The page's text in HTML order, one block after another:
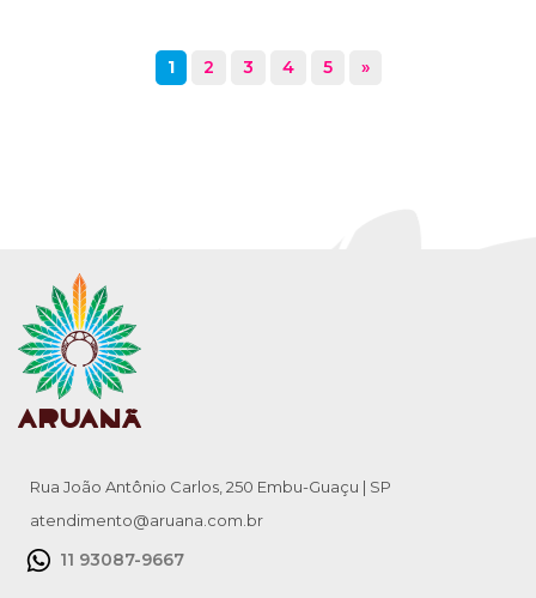
1 2 3 4 5 »
Rua João Antônio Carlos, 250 Embu-Guaçu | SP
atendimento@aruana.com.br
11 93087-9667